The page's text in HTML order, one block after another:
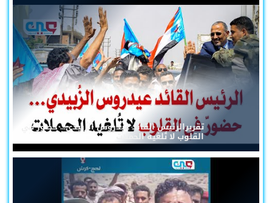
تقريرالرئيس القائد عيدروس الزُبيدي... حضورٌ في
القلوب لا تُلغيه الحملات